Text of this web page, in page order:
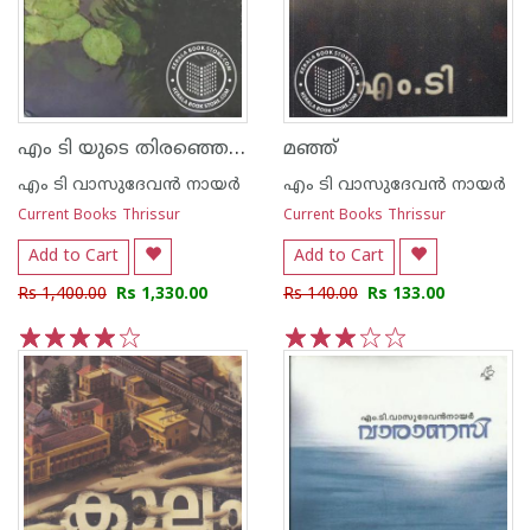
എം ടി യുടെ തിരഞ്ഞെടുത്ത കഥകള്‍
എം ടി വാസുദേവന്‍ നായര്‍
Current Books Thrissur
Add to Cart
Rs 1,400.00 Rs 1,330.00
5
4
3
2
1
മഞ്ഞ്
എം ടി വാസുദേവന്‍ നായര്‍
Current Books Thrissur
Add to Cart
Rs 140.00 Rs 133.00
5
4
3
2
1